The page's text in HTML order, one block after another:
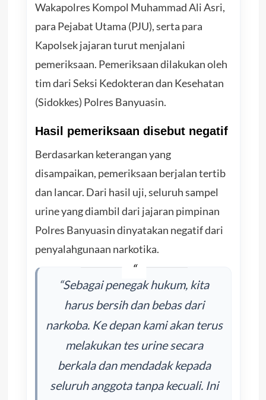
Wakapolres Kompol Muhammad Ali Asri,
para Pejabat Utama (PJU), serta para
Kapolsek jajaran turut menjalani
pemeriksaan. Pemeriksaan dilakukan oleh
tim dari Seksi Kedokteran dan Kesehatan
(Sidokkes) Polres Banyuasin.
Hasil pemeriksaan disebut negatif
Berdasarkan keterangan yang
disampaikan, pemeriksaan berjalan tertib
dan lancar. Dari hasil uji, seluruh sampel
urine yang diambil dari jajaran pimpinan
Polres Banyuasin dinyatakan negatif dari
penyalahgunaan narkotika.
“Sebagai penegak hukum, kita
harus bersih dan bebas dari
narkoba. Ke depan kami akan terus
melakukan tes urine secara
berkala dan mendadak kepada
seluruh anggota tanpa kecuali. Ini